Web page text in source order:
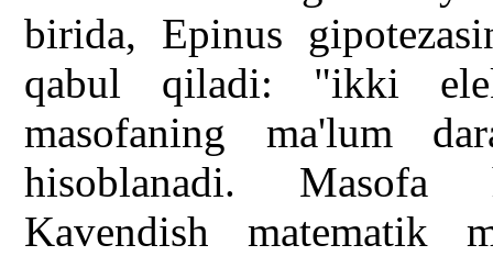
birida, Epinus
qabul qiladi: "ikki
masofaning ma'lum
hisoblanadi. Masofa
Kavendish matematik